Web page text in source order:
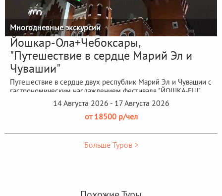
Многодневные экскурсии
Йошкар-Ола+Чебоксары,
"Путешествие в сердце Марий Эл и
Чувашии"
Путешествие в сердце двух республик Марий Эл и Чувашии с
гастрономическим наслаждением фестиваля "ЙОШКА-ЕШ"
14 Августа 2026 - 17 Августа 2026
от 18500 р/чел
Больше Туров >